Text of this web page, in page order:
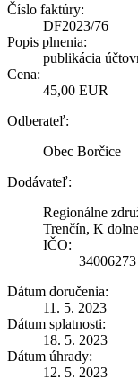
Číslo faktúry:
DF2023/76
Popis plnenia:
publikácia
Cena:
45,00 EUR
Odberateľ:
Obec Borčice
Dodávateľ:
Regionálne
Trenčín, K
IČO:
34006273
Dátum doručenia:
11. 5. 2023
Dátum splatnosti:
18. 5. 2023
Dátum úhrady:
12. 5. 2023